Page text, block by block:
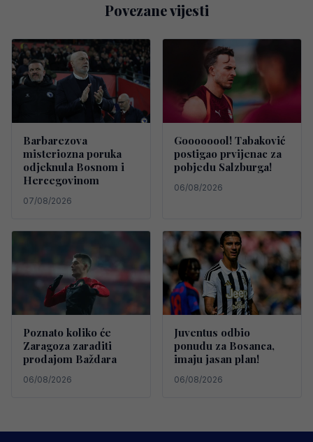
Povezane vijesti
Barbarezova
misteriozna poruka
odjeknula Bosnom i
Hercegovinom
07/08/2026
Goooooool! Tabaković
postigao prvijenac za
pobjedu Salzburga!
06/08/2026
Poznato koliko će
Zaragoza zaraditi
prodajom Baždara
06/08/2026
Juventus odbio
ponudu za Bosanca,
imaju jasan plan!
06/08/2026